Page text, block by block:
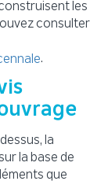
les
consulter
.
la
la base de
que